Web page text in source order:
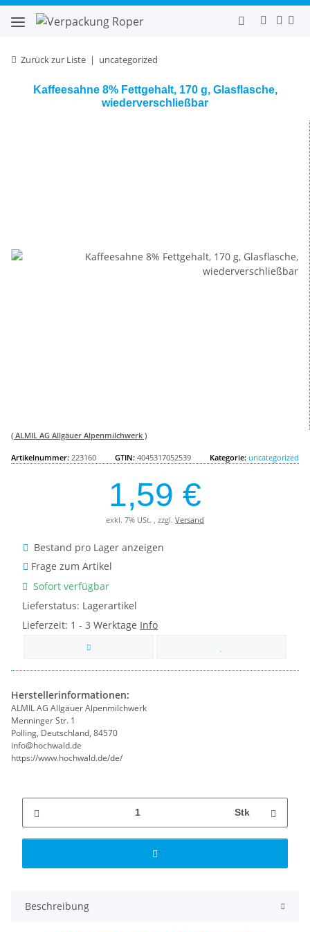
Zurück zur Liste uncategorized
Kaffeesahne 8% Fettgehalt, 170 g, Glasflasche,
wiederverschließbar
( ALMIL AG Allgäuer Alpenmilchwerk )
Artikelnummer: 223160 GTIN: 4045317052539 Kategorie: uncategorized
1,59 €
exkl. 7% USt. , zzgl. Versand
Bestand pro Lager anzeigen
Frage zum Artikel
Sofort verfügbar
Lieferstatus: Lagerartikel
Lieferzeit: 1 - 3 Werktage Info
Herstellerinformationen:
ALMIL AG Allgäuer Alpenmilchwerk
Menninger Str. 1
Polling, Deutschland, 84570
info@hochwald.de
https://www.hochwald.de/de/
Stk
Beschreibung